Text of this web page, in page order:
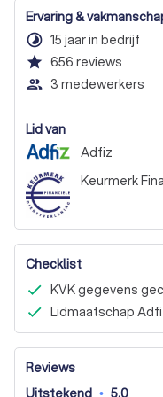
Ervaring &
timelapse 15 jaar in bedrijf
star 656 reviews
people_outline 3 medewerkers
Lid van
Adfiz
Keurmerk
Checklist
KVK gegevens
Lidmaatschap
Reviews
Uitstekend • 5,0